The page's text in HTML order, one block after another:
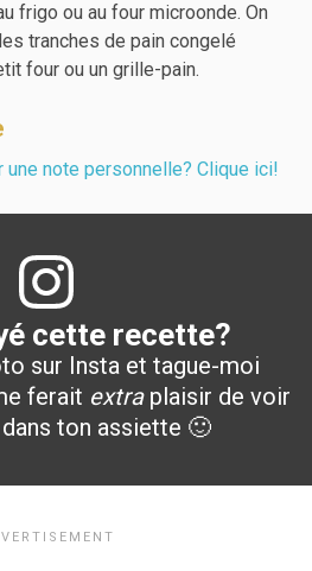
frigo ou au four microonde. On
tranches de pain congelé
four ou un grille-pain.
une note personnelle? Clique ici!
cette recette?
sur Insta et tague-moi
ferait extraplaisir de voir
ton assiette 🙂